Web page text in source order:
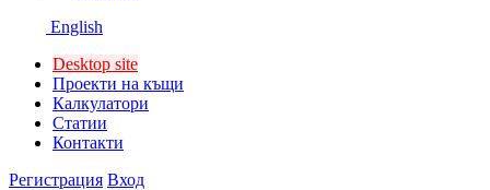
English
Desktop site
Проекти на къщи
Калкулатори
Статии
Контакти
Регистрация Вход